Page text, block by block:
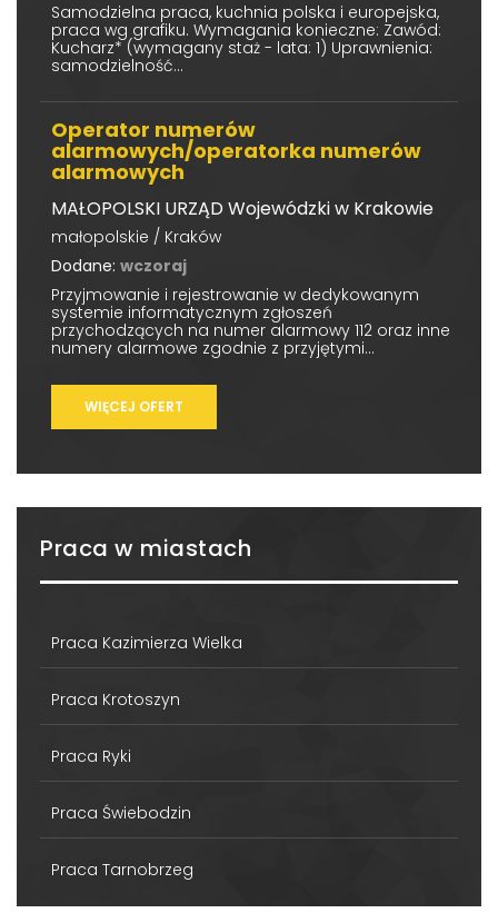
Samodzielna praca, kuchnia polska i europejska,
praca wg grafiku. Wymagania konieczne: Zawód:
Kucharz* (wymagany staż - lata: 1) Uprawnienia:
samodzielność...
Operator numerów
alarmowych/operatorka numerów
alarmowych
MAŁOPOLSKI URZĄD Wojewódzki w Krakowie
małopolskie / Kraków
Dodane: wczoraj
Przyjmowanie i rejestrowanie w dedykowanym
systemie informatycznym zgłoszeń
przychodzących na numer alarmowy 112 oraz inne
numery alarmowe zgodnie z przyjętymi...
WIĘCEJ OFERT
Praca w miastach
Praca Kazimierza Wielka
Praca Krotoszyn
Praca Ryki
Praca Świebodzin
Praca Tarnobrzeg